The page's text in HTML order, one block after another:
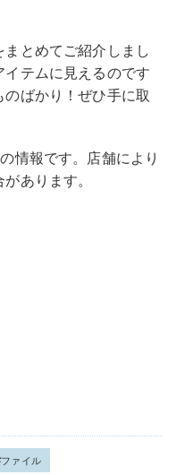
まとめてご紹介しまし
テムに見えるのです
ばかり！ぜひ手に取
情報です。店舗により
あります。
ファイル